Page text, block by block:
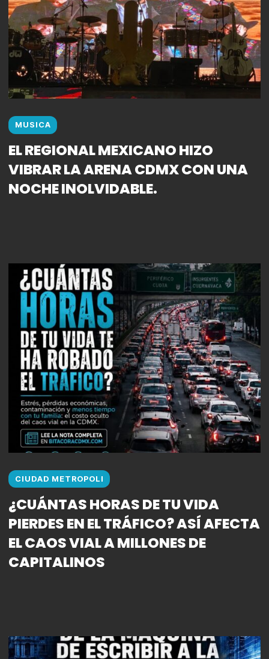
MUSICA
EL REGIONAL MEXICANO HIZO
VIBRAR LA ARENA CDMX CON UNA
NOCHE INOLVIDABLE.
CIUDAD METROPOLI
¿CUÁNTAS HORAS DE TU VIDA
PIERDES EN EL TRÁFICO? ASÍ AFECTA
EL CAOS VIAL A MILLONES DE
CAPITALINOS